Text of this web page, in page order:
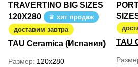
TRAVERTINO BIG SIZES
120X280
хит продаж
доставим завтра
TAU Ceramica (Испания)
Размер 120x280
TAU